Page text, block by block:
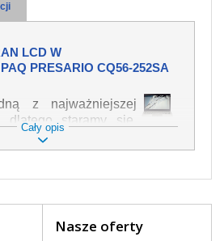
LCD W
PRESARIO CQ56-252SA
z najważniejszej
dlatego staramy się,
jakości. Służy
tekstu lub obrazu w
ostrożnością. Do
mechaniczne np.
Cały opis
Nasze oferty